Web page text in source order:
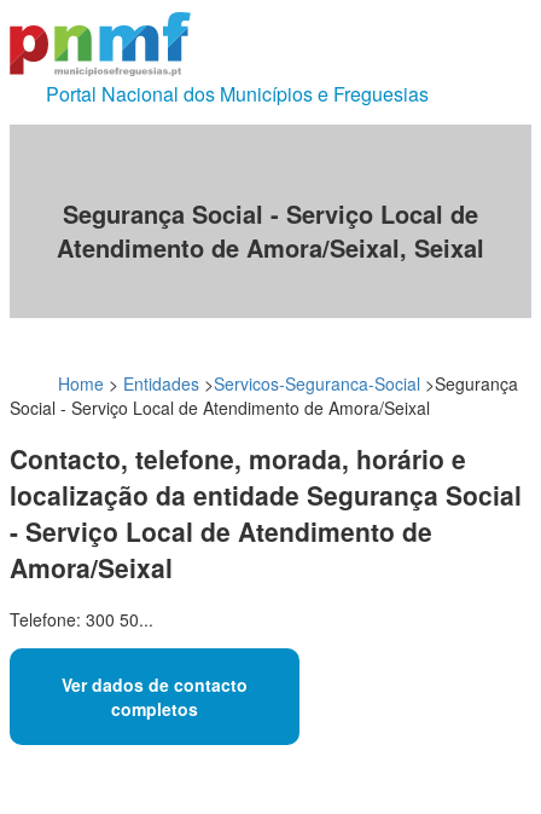
Portal Nacional dos Municípios e Freguesias
Segurança Social - Serviço Local de
Atendimento de Amora/Seixal, Seixal
Home > Entidades >Servicos-Seguranca-Social >Segurança
Social - Serviço Local de Atendimento de Amora/Seixal
Contacto, telefone, morada, horário e
localização da entidade Segurança Social
- Serviço Local de Atendimento de
Amora/Seixal
Telefone: 300 50...
Ver dados de contacto
completos